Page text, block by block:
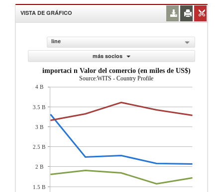
VISTA DE GRÁFICO
line
más socios
importaci n Valor del comercio (en miles de US$)
Source:WITS - Country Profile
4 B
3.5 B
3 B
2.5 B
2 B
1.5 B